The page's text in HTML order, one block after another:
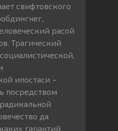
свифтовского
расой
Трагический
ипостаси –
посредством
да
гарантий